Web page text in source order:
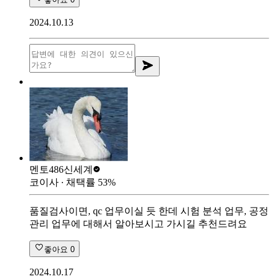
2024.10.13
멘토486신세계
코이사 ∙ 채택률 53%
품질검사이면, qc 업무이실 듯 한데 시험 분석 업무, 공정
관리 업무에 대해서 알아보시고 가시길 추천드려요
좋아요 0
2024.10.17